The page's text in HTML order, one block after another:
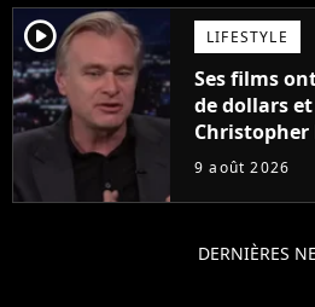
player2 LIFESTYLE
Ses films
de dollars
Christopher
tourner un
9 août 2026
DERNIÈRES